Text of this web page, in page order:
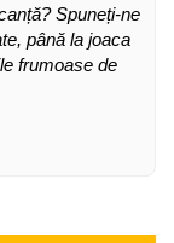
Spuneți-ne
până la joaca
frumoase de